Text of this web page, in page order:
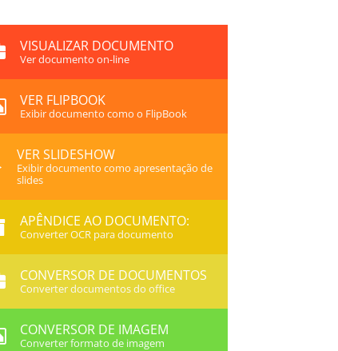
VISUALIZAR DOCUMENTO
Ver documento on-line
VER FLIPBOOK
Exibir documento como o FlipBook
VER SLIDESHOW
Exibir documento como apresentação de
slides
APÊNDICE AO DOCUMENTO:
Converter OCR para documento
CONVERSOR DE DOCUMENTOS
Converter documentos do office
CONVERSOR DE IMAGEM
Converter formato de imagem